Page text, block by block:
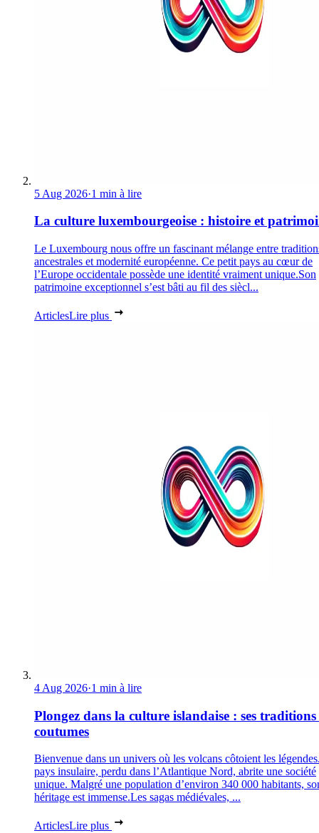
5 Aug 2026·1 min à lire
La culture luxembourgeoise : histoire et
Le Luxembourg nous offre un fascinant mélange entre
ancestrales et modernité européenne. Ce petit pays au cœur de
l’Europe occidentale possède une identité vraiment unique.Son
patrimoine exceptionnel s’est bâti au fil des siècl...
ArticlesLire plus
4 Aug 2026·1 min à lire
Plongez dans la culture islandaise : ses traditions
coutumes
Bienvenue dans un univers où les volcans côtoient les
pays insulaire, perdu dans l’Atlantique Nord, abrite une société
unique. Malgré une population d’environ 340 000 habitants,
héritage est immense.Les sagas médiévales, ...
ArticlesLire plus